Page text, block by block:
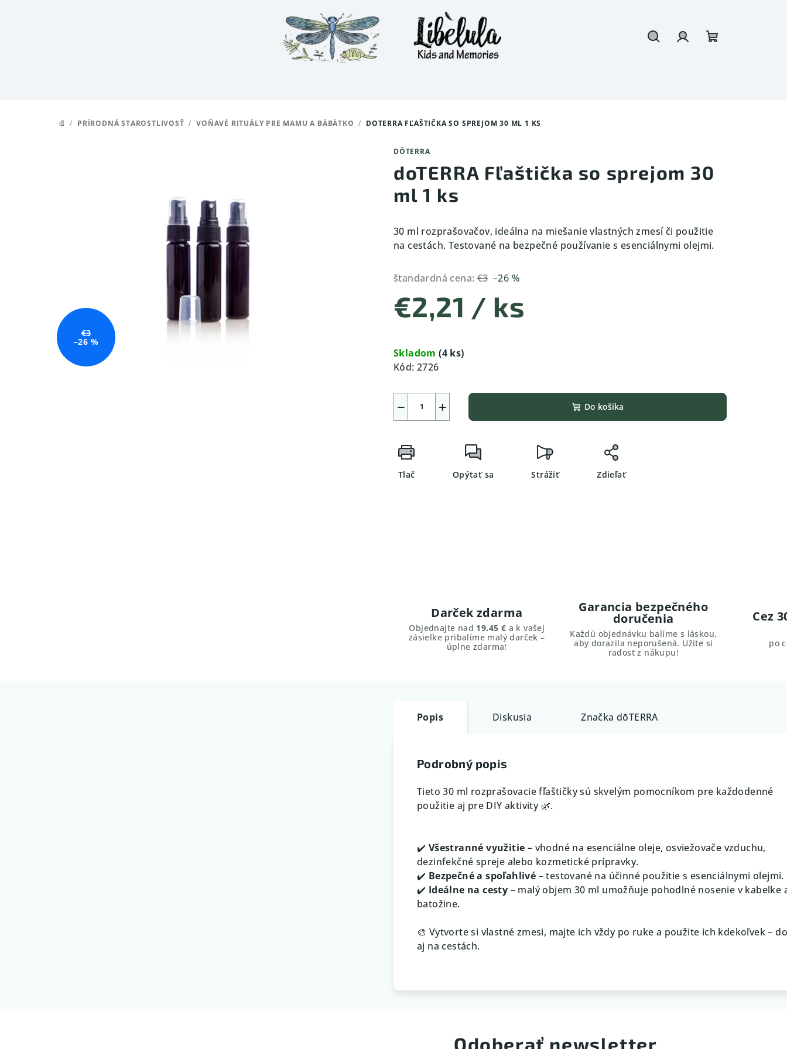
DOMOV
/ PRÍRODNÁ STAROSTLIVOSŤ / VOŇAVÉ RITUÁLY PRE MAMU A BÁBÄTKO / DOTERRA FĽAŠTIČKA SO SPREJOM 30 ML 1 KS
DŌTERRA
doTERRA Fľaštička so sprejom 30
ml 1 ks
30 ml rozprašovačov, ideálna na miešanie vlastných zmesí či použitie
na cestách. Testované na bezpečné používanie s esenciálnymi olejmi.
štandardná cena: €3 –26 %
€2,21 / ks
cena:
Skladom(4 ks)
Kód: 2726
+
− Do košíka
Tlač Opýtať sa Strážiť Zdieľať
€3
–26 %
Darček zdarma
Objednajte nad 19.45 € a k vašej
zásielke pribalíme malý darček –
úplne zdarma!
Garancia bezpečného
doručenia
Každú objednávku balíme s láskou,
aby dorazila neporušená. Užite si
radosť z nákupu!
Cez
po
Popis Diskusia Značka dōTERRA
Podrobný popis
Tieto 30 ml rozprašovacie fľaštičky sú skvelým pomocníkom pre každodenné
použitie aj pre DIY aktivity 🌿.
✔️ Všestranné využitie – vhodné na esenciálne oleje, osviežovače vzduchu,
dezinfekčné spreje alebo kozmetické prípravky.
✔️ Bezpečné a spoľahlivé – testované na účinné použitie s esenciálnymi olejmi.
✔️ Ideálne na cesty – malý objem 30 ml umožňuje pohodlné nosenie v kabelke
batožine.
🎨 Vytvorte si vlastné zmesi, majte ich vždy po ruke a použite ich kdekoľvek –
aj na cestách.
Odoberať newsletter